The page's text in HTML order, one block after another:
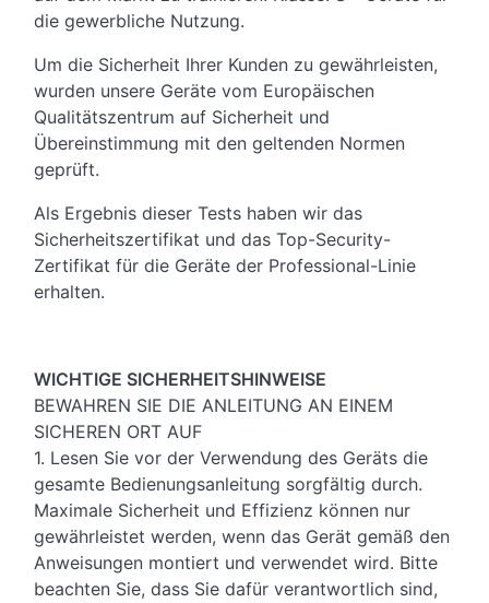
die gewerbliche Nutzung.
Um die Sicherheit Ihrer Kunden zu gewährleisten,
wurden unsere Geräte vom Europäischen
Qualitätszentrum auf Sicherheit und
Übereinstimmung mit den geltenden Normen
geprüft.
Als Ergebnis dieser Tests haben wir das
Sicherheitszertifikat und das Top-Security-
Zertifikat für die Geräte der Professional-Linie
erhalten.
WICHTIGE SICHERHEITSHINWEISE
BEWAHREN SIE DIE ANLEITUNG AN EINEM
SICHEREN ORT AUF
1. Lesen Sie vor der Verwendung des Geräts die
gesamte Bedienungsanleitung sorgfältig durch.
Maximale Sicherheit und Effizienz können nur
gewährleistet werden, wenn das Gerät gemäß den
Anweisungen montiert und verwendet wird. Bitte
beachten Sie, dass Sie dafür verantwortlich sind,